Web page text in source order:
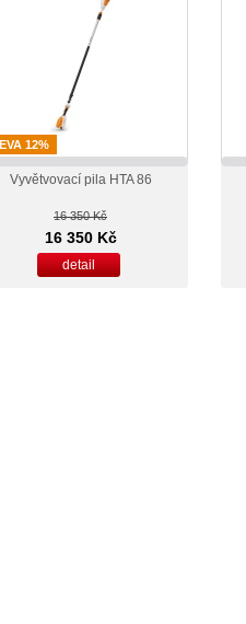
12%
Vyvětvovací pila HTA 86
16 350 Kč
16 350 Kč
detail